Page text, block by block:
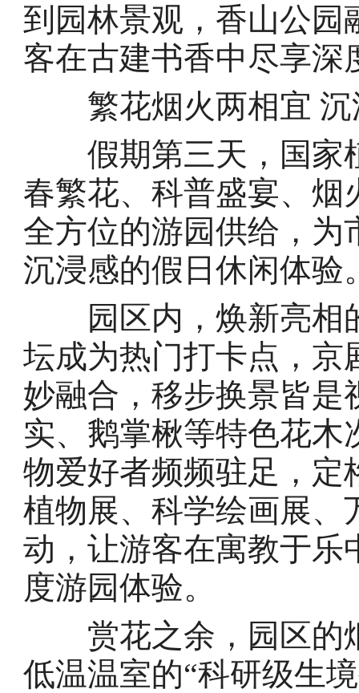
到园林景观，香山公园
客在古建书香中尽享深
繁花烟火两相宜 沉
假期第三天，国家
春繁花、科普盛宴、烟
全方位的游园供给，为
沉浸感的假日休闲体验
园区内，焕新亮相
坛成为热门打卡点，京
妙融合，移步换景皆是
实、鹅掌楸等特色花
物爱好者频频驻足，定
植物展、科学绘画展、
动，让游客在寓教于乐
度游园体验。
赏花之余，园区的
低温温室的“科研级生